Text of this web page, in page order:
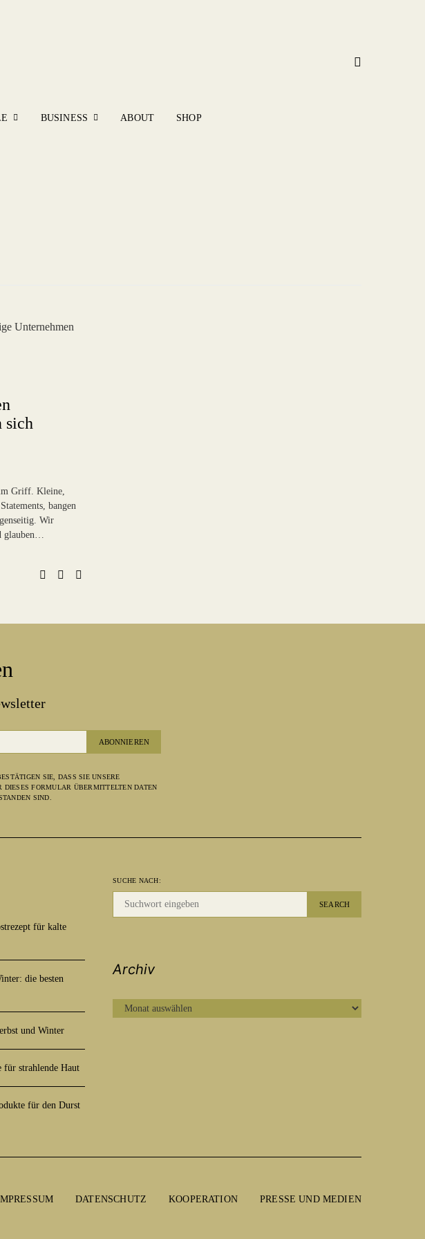
BUSINESS ABOUT SHOP
sich
Griff. Kleine,
bangen
Wir
ABONNIEREN
SIE, DASS SIE UNSERE
DIESES FORMULAR ÜBERMITTELTEN DATEN
SIND.
für kalte
die besten
und Winter
strahlende Haut
für den Durst
SUCHE NACH:
SEARCH
Archiv
ARCHIV
DATENSCHUTZ KOOPERATION PRESSE UND MEDIEN